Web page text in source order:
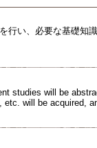
行い、必要な基礎知
studies will be
will be acquired,